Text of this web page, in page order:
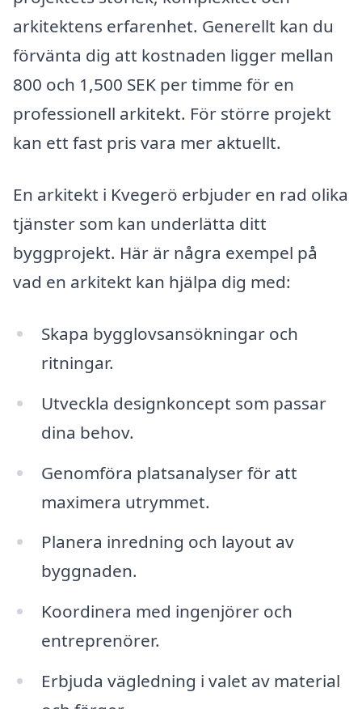
arkitektens erfarenhet. Generellt kan du
förvänta dig att kostnaden ligger mellan
800 och 1,500 SEK per timme för en
professionell arkitekt. För större projekt
kan ett fast pris vara mer aktuellt.
En arkitekt i Kvegerö erbjuder en rad olika
tjänster som kan underlätta ditt
byggprojekt. Här är några exempel på
vad en arkitekt kan hjälpa dig med:
Skapa bygglovsansökningar och
ritningar.
Utveckla designkoncept som passar
dina behov.
Genomföra platsanalyser för att
maximera utrymmet.
Planera inredning och layout av
byggnaden.
Koordinera med ingenjörer och
entreprenörer.
Erbjuda vägledning i valet av material